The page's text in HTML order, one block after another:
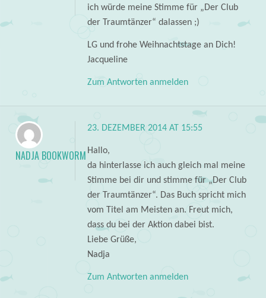
ich würde meine Stimme für „Der Club
der Traumtänzer“ dalassen ;)
LG und frohe Weihnachtstage an Dich!
Jacqueline
Zum Antworten anmelden
NADJA BOOKWORM
23. DEZEMBER 2014 AT 15:55
Hallo,
da hinterlasse ich auch gleich mal meine
Stimme bei dir und stimme für „Der Club
der Traumtänzer“. Das Buch spricht mich
vom Titel am Meisten an. Freut mich,
dass du bei der Aktion dabei bist.
Liebe Grüße,
Nadja
Zum Antworten anmelden